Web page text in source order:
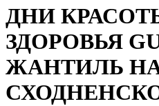
ДНИ
ЗДОРОВЬЯ
ЖАНТИЛЬ